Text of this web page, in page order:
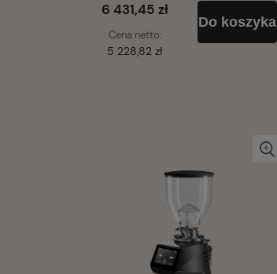
6 431,45 zł
Cena netto:
5 228,82 zł
Do koszyka